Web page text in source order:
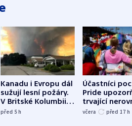
Kanadu i Evropu dál
sužují lesní požáry.
V Britské Kolumbii
evakuovali tisíce lidí
před 5h
Účastníci
Pride
trvající
včera před 17 h